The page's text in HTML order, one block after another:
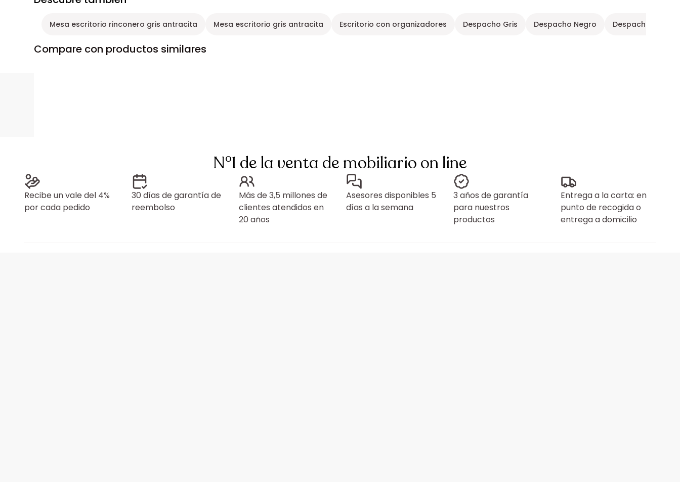
Mesa escritorio rinconero gris antracita Mesa escritorio gris antracita Escritorio con organizadores Despacho Gris Despacho Negro Despacho
Compare con productos similares
N°1 de la venta de mobiliario on line
Recibe un vale del 4%
por cada pedido
30 días de garantía de
reembolso
Más de 3,5 millones de
clientes atendidos en
20 años
Asesores disponibles 5
días a la semana
3 años de garantía
para nuestros
productos
Entrega a la carta: en
punto de recogida o
entrega a domicilio